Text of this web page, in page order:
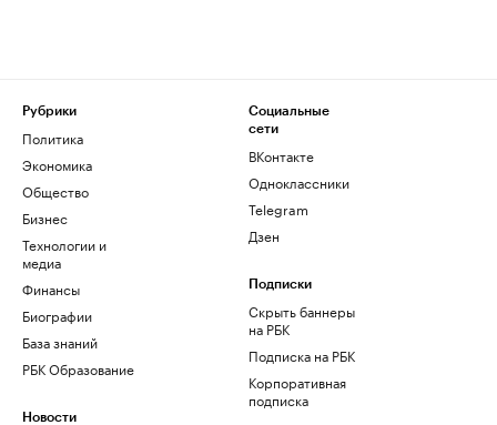
Рубрики
Политика
Экономика
Общество
Бизнес
Технологии и
медиа
Финансы
Биографии
База знаний
РБК Образование
Новости
Социальные
сети
ВКонтакте
Одноклассники
Telegram
Дзен
Подписки
Скрыть баннеры
на РБК
Подписка на РБК
Корпоративная
подписка